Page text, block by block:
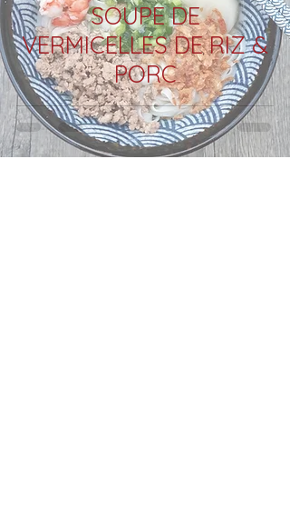
SOUPE DE
VERMICELLES DE RIZ &
PORC